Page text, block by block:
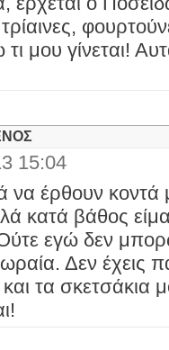
μου γίνεται!
15:04
να έρθουν κοντά
κατά βάθος
εγώ δεν
Δεν έχεις
τα σκετσάκια